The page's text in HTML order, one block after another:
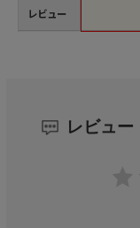
レビュー
レビュー